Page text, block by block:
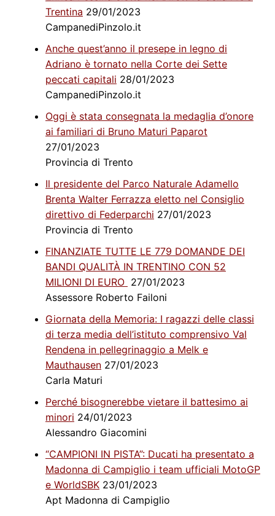
Trentina 29/01/2023
CampanediPinzolo.it
Anche quest’anno il presepe in legno di
Adriano è tornato nella Corte dei Sette
peccati capitali 28/01/2023
CampanediPinzolo.it
Oggi è stata consegnata la medaglia d’onore
ai familiari di Bruno Maturi Paparot
27/01/2023
Provincia di Trento
Il presidente del Parco Naturale Adamello
Brenta Walter Ferrazza eletto nel Consiglio
direttivo di Federparchi 27/01/2023
Provincia di Trento
FINANZIATE TUTTE LE 779 DOMANDE DEI
BANDI QUALITÀ IN TRENTINO CON 52
MILIONI DI EURO 27/01/2023
Assessore Roberto Failoni
Giornata della Memoria: I ragazzi delle classi
di terza media dell’istituto comprensivo Val
Rendena in pellegrinaggio a Melk e
Mauthausen27/01/2023
Carla Maturi
Perché bisognerebbe vietare il battesimo ai
minori 24/01/2023
Alessandro Giacomini
“CAMPIONI IN PISTA”: Ducati ha presentato a
Madonna di Campiglio i team ufficiali MotoGP
e WorldSBK23/01/2023
Apt Madonna di Campiglio